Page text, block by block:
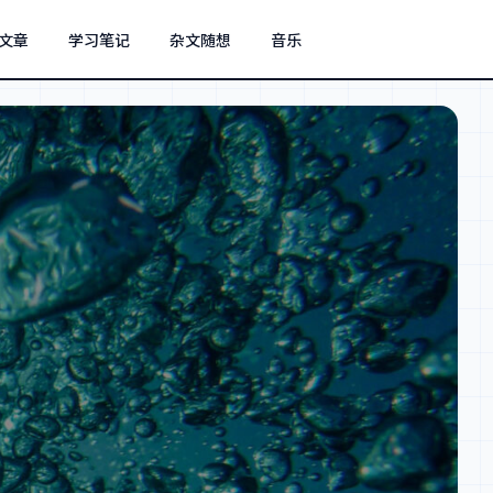
章 学习笔记 杂文随想 音乐